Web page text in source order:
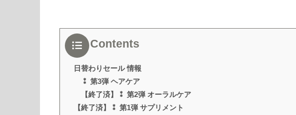
Contents
日替わりセール 情報
⁑ 第3弾 ヘアケア
【終了済】⁑ 第2弾 オーラルケア
【終了済】⁑ 第1弾 サプリメント